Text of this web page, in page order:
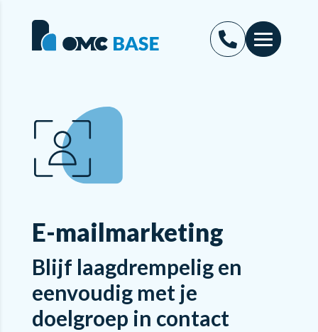
E-mailmarketing
Blijf laagdrempelig en
eenvoudig met je
doelgroep in contact